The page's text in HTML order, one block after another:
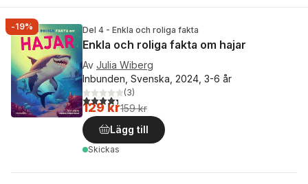
-19% Del 4 - Enkla och roliga fakta
Enkla och roliga fakta om hajar
Av Julia Wiberg
Inbunden, Svenska, 2024, 3-6 år
4,3utav 5 stjärnor. Totalt antal röster:
(3)
129 kr159 kr
Lägg till
Skickas